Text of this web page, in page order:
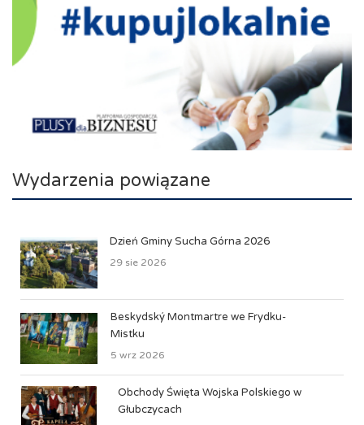
Wydarzenia powiązane
Dzień Gminy Sucha Górna 2026
29 sie 2026
Beskydský Montmartre we Frydku-
Mistku
5 wrz 2026
Obchody Święta Wojska Polskiego w
Głubczycach